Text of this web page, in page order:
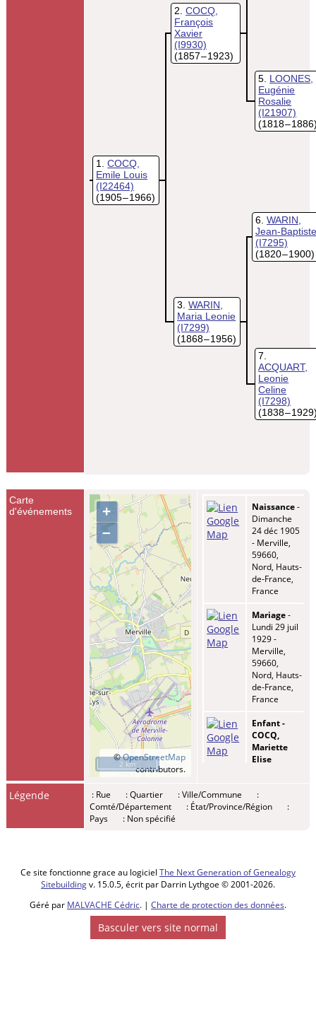
1
COCQ,
Emile Louis
(I22464)
(1905 – 1966)
2 COCQ,
François
Xavier
(I9930)
(1857 – 1923)
5 LOONES,
Eugénie
Rosalie
(I21907)
(1818 –
3 WARIN,
Maria Leonie
(I7299)
(1868 – 1956)
6 WARIN,
Jean-Baptiste
(I7295)
(1820 – 1900)
7
ACQUART,
Leonie
Celine
(I7298)
(1838 –
Carte
d'événements
+
–
©OpenStreetMap
contributors.
2 km
Naissance-
Dimanche
24 déc 1905
- Merville,
59660,
Nord, Hauts-
de-France,
France
Mariage-
Lundi 29 juil
1929 -
Merville,
59660,
Nord, Hauts-
de-France,
France
Enfant -
COCQ,
Mariette
Elise
route de
Vieux-
59660,
Nord, Hauts-
de-France,
France
Légende : Rue : Quartier : Ville/Commune
:
Comté/Département
: État/Province/Région
:
Pays
: Non spécifié
Ce site fonctionne grace au logiciel The Next Generation of Genealogy
Sitebuildingv. 15.0.5, écrit par Darrin Lythgoe © 2001-2026.
Géré par MALVACHE Cédric. | Charte de protection des données.
Basculer vers site normal